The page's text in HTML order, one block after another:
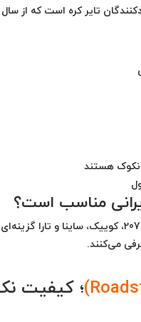
می‌کند و در سال‌های اخیر رشد قابل توجهی در بازار جهانی داشته است.
هستند
مناسب است؟
برای خودروهایی مانند پژو 206، 207،
می‌کنند.
؛ کیفیت